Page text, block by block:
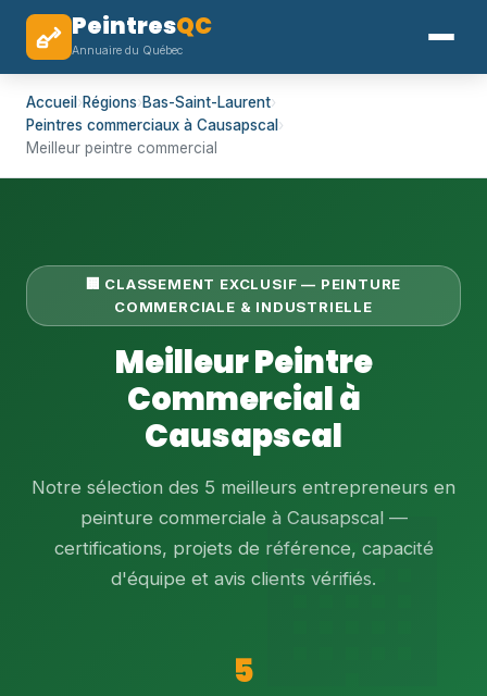
PeintresQC
Annuaire du Québec
Accueil ›Régions›Bas-Saint-Laurent›
Peintres commerciaux à Causapscal ›
Meilleur peintre commercial
🏢 CLASSEMENT EXCLUSIF — PEINTURE
COMMERCIALE & INDUSTRIELLE
Meilleur Peintre
Commercial à
Causapscal
Notre sélection des 5 meilleurs entrepreneurs en
peinture commerciale à Causapscal —
certifications, projets de référence, capacité
d'équipe et avis clients vérifiés.
5